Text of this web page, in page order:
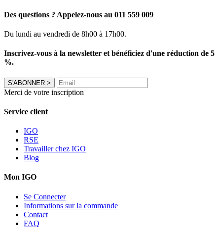
Des questions ? Appelez-nous au 011 559 009
Du lundi au vendredi de 8h00 à 17h00.
Inscrivez-vous à la newsletter et bénéficiez d'une réduction de 5
%.
S'ABONNER >
Merci de votre inscription
Service client
IGO
RSE
Travailler chez IGO
Blog
Mon IGO
Se Connecter
Informations sur la commande
Contact
FAQ